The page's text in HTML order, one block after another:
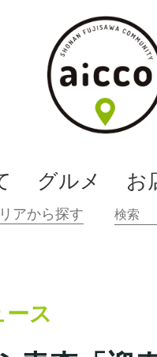
グルメ お
ース